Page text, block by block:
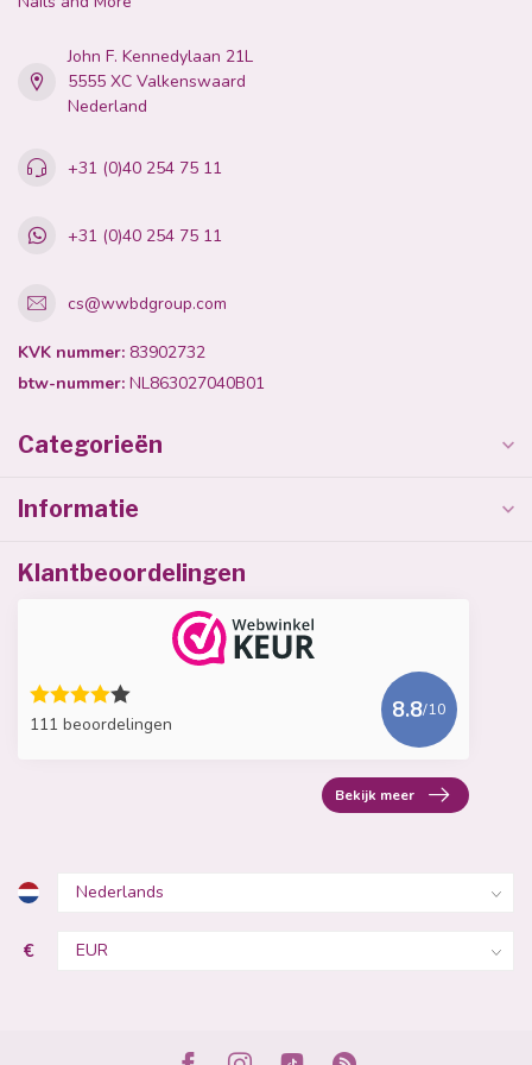
John F. Kennedylaan 21L
5555 XC Valkenswaard
Nederland
+31 (0)40 254 75 11
+31 (0)40 254 75 11
cs@wwbdgroup.com
KVK nummer: 83902732
btw-nummer: NL863027040B01
Categorieën
Informatie
Klantbeoordelingen
111 beoordelingen
8.8/10
Bekijk meer
€